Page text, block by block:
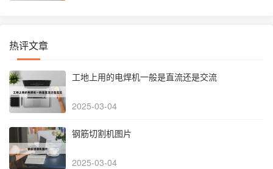
热评文章
工地上用的电焊机一般是直流还是交流
2025-03-04
钢筋切割机图片
2025-03-04